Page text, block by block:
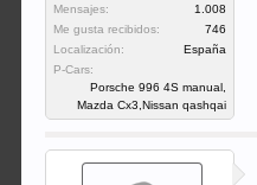
Mensajes:
1.008
Me gusta recibidos:
746
Localización:
España
P-Cars:
Porsche 996 4S manual,
Mazda Cx3,Nissan qashqai